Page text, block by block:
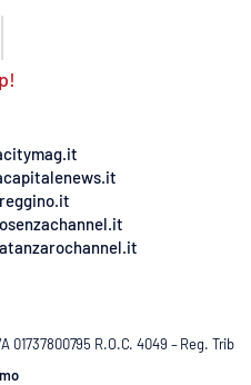
01737800795 R.O.C. 4049 – Reg. Trib